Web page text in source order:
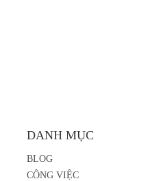
DANH MỤC
BLOG
CÔNG VIỆC